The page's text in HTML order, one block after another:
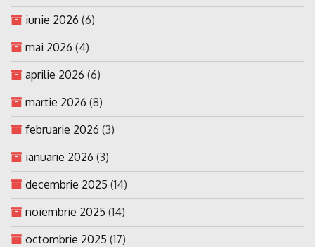
iunie 2026 (6)
mai 2026 (4)
aprilie 2026 (6)
martie 2026 (8)
februarie 2026 (3)
ianuarie 2026 (3)
decembrie 2025 (14)
noiembrie 2025 (14)
octombrie 2025 (17)